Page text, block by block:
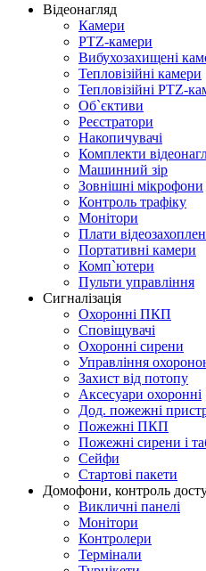
Відеонагляд
Камери
PTZ-камери
Вибухозахищені
Тепловізійні камери
Тепловізійні PTZ-
Об`єктиви
Реєстратори
Накопичувачі
Комплекти
Машинний зір
Зовнішні мікрофони
Контроль трафіку
Монітори
Плати
Портативні камери
Комп`ютери
Пульти управління
Сигналізація
Охоронні ПКП
Сповіщувачі
Охоронні сирени
Управління
Захист від потопу
Аксесуари охоронні
Дод. пожежні
Пожежні ПКП
Пожежні сирени і
Сейфи
Стартові пакети
Домофони, контроль
Викличні панелі
Монітори
Контролери
Термінали